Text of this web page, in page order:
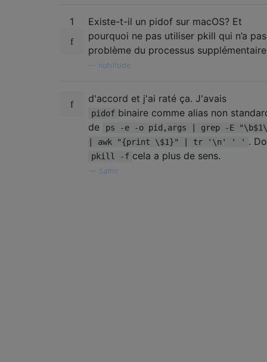
1
Existe-t-il un pidof sur macOS? Et
pourquoi ne pas utiliser pkill qui n’a
problème du processus
nohillside
d'accord et j'ai raté ça. J'avais
pidof binaire comme alias non
de
ps -e -o pid,args | grep -E
| awk "{print \$1}" | tr '\n' ' ' .
pkill -f cela a plus de sens.
Samir